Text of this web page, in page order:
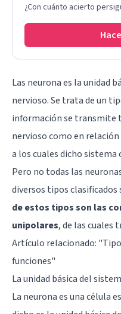
¿Con cuánto acierto
Las neurona es la unidad
nervioso. Se trata de un
información se transmite
nervioso como en
a los cuales dicho
Pero no todas las
diversos tipos
de estos tipos son las
unipolares, de las cuales
Artículo relacionado: "
funciones"
La unidad básica del
La neurona es una célula